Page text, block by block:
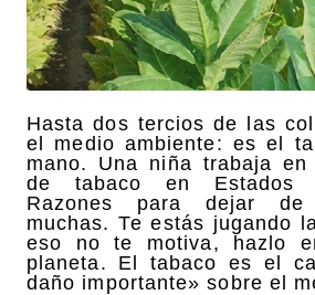
Hasta dos tercios de las
el medio ambiente: es el
mano. Una niña trabaja en
de tabaco en Estados
Razones para dejar de
muchas. Te estás jugando
eso no te motiva, hazlo
planeta. El tabaco es el
daño importante» sobre el